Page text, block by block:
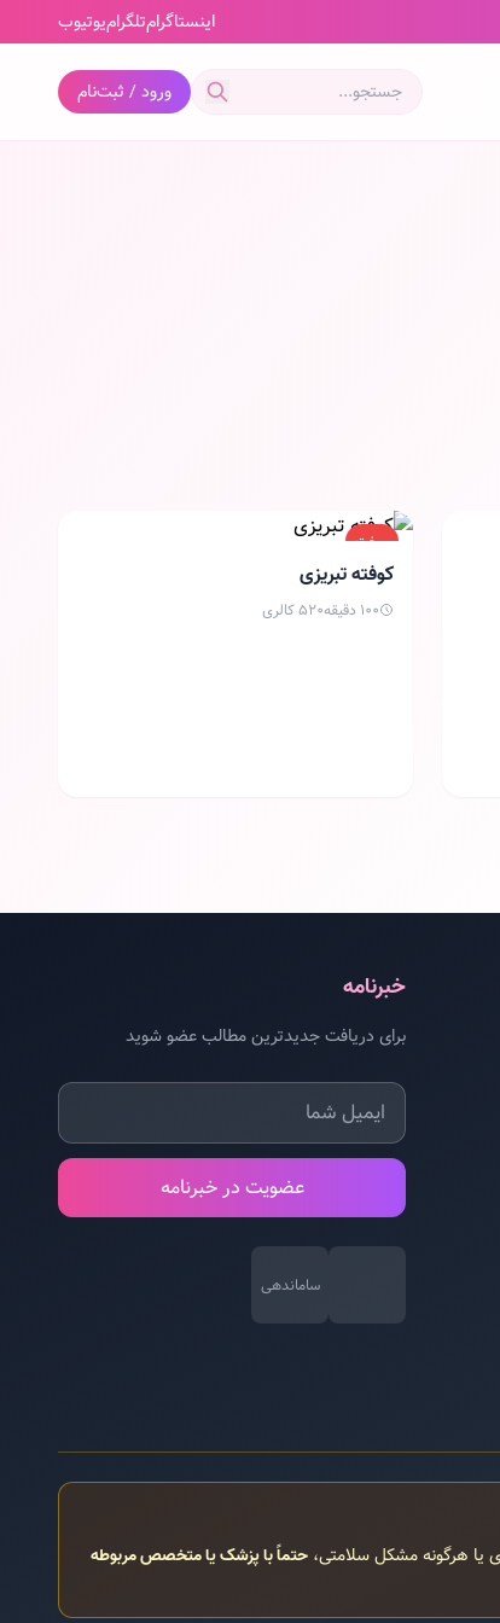
اینستاگرامتلگرامیوتیوب
ورود / ثبت‌نام
سخت
کوفته تبریزی
100 دقیقه 520 کالری
خبرنامه
برای دریافت جدیدترین مطالب عضو شوید
عضویت در خبرنامه
ساماندهی
یا هرگونه مشکل سلامتی، حتماً با پزشک یا متخصص مربوطه